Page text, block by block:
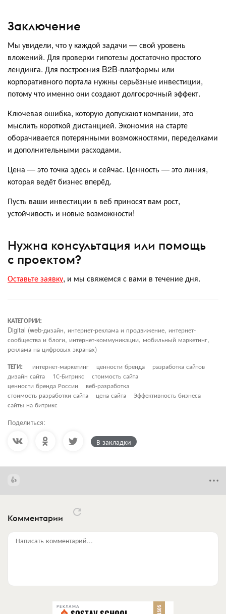
Заключение
Мы увидели, что у каждой задачи — свой уровень
вложений. Для проверки гипотезы достаточно простого
лендинга. Для построения B2B-платформы или
корпоративного портала нужны серьёзные инвестиции,
потому что именно они создают долгосрочный эффект.
Ключевая ошибка, которую допускают компании, это
мыслить короткой дистанцией. Экономия на старте
оборачивается потерянными возможностями, переделками
и дополнительными расходами.
Цена — это точка здесь и сейчас. Ценность — это линия,
которая ведёт бизнес вперёд.
Пусть ваши инвестиции в веб приносят вам рост,
устойчивость и новые возможности!
Нужна консультация или помощь
с проектом?
Оставьте заявку, и мы свяжемся с вами в течение дня.
КАТЕГОРИИ:
Digital (web-дизайн, интернет-реклама и продвижение, интернет-
сообщества и блоги, интернет-коммуникации, мобильный маркетинг,
реклама на цифровых экранах)
ТЕГИ:
интернет-маркетинг ценности бренда
разработка сайтов
дизайн сайта
1С-Битрикс
стоимость сайта
ценности бренда России
веб-разработка
стоимость разработки сайта
цена сайта
Эффективность бизнеса
сайты на битрикс
Поделиться:
В закладки
Комментарии
Написать комментарий...
РЕКЛАМА